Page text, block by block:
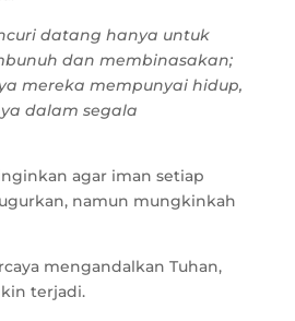
datang hanya untuk
dan membinasakan;
mereka mempunyai hidup,
dalam segala
agar iman setiap
namun mungkinkah
mengandalkan Tuhan,
terjadi.